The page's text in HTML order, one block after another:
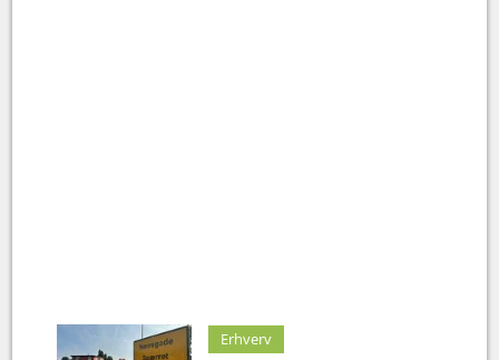
Erhverv